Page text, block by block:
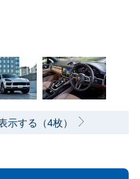
示する（4枚）